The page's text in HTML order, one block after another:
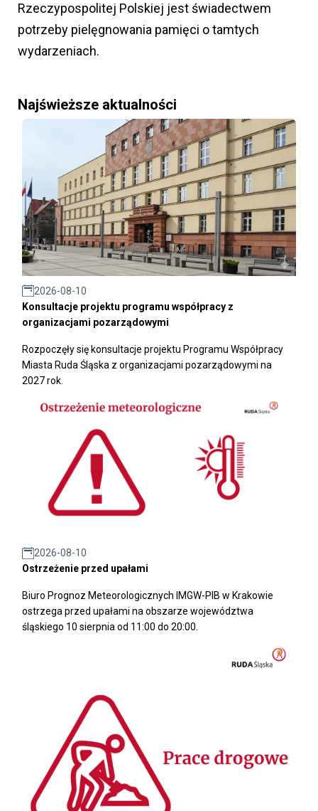
Rzeczypospolitej Polskiej jest świadectwem
potrzeby pielęgnowania pamięci o tamtych
wydarzeniach.
Najświeższe aktualności
2026-08-10
Konsultacje projektu programu współpracy z
organizacjami pozarządowymi
Rozpoczęły się konsultacje projektu Programu Współpracy
Miasta Ruda Śląska z organizacjami pozarządowymi na
2027 rok.
2026-08-10
Ostrzeżenie przed upałami
Biuro Prognoz Meteorologicznych IMGW-PIB w Krakowie
ostrzega przed upałami na obszarze województwa
śląskiego 10 sierpnia od 11:00 do 20:00.